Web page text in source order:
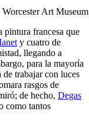
Worcester Art Museum
pintura francesa que
y cuatro de
llegando a
para la mayoría
trabajar con luces
rasgos de
de hecho, Degas
como tantos